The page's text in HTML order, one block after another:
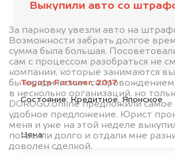
Toyota Fortuner, 2017
Состояние: Кредитное, Японское
Цена:
Выкупили авто со
За парковку увезли авто на
Возможности забрать долгое
сумма была большая.
сам с процессом разобраться не
компании, которые занимаются
бы юридичиским сопровождением
в несколько организаций, но
DOROGO.online предложили
удобное предложение. Юрист
меня и уже на этой неделе
погасили долго и отдали мне
доволен сделкой.